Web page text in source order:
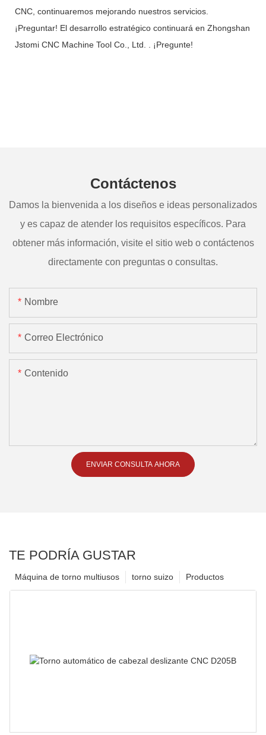
CNC, continuaremos mejorando nuestros servicios.
¡Preguntar! El desarrollo estratégico continuará en Zhongshan
Jstomi CNC Machine Tool Co., Ltd. . ¡Pregunte!
Contáctenos
Damos la bienvenida a los diseños e ideas personalizados
y es capaz de atender los requisitos específicos. Para
obtener más información, visite el sitio web o contáctenos
directamente con preguntas o consultas.
Nombre
Correo Electrónico
Contenido
ENVIAR CONSULTA AHORA
TE PODRÍA GUSTAR
Productos
torno suizo
Máquina de torno multiusos